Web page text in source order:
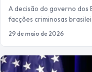
A decisão do governo dos
facções criminosas
29 de maio de 2026